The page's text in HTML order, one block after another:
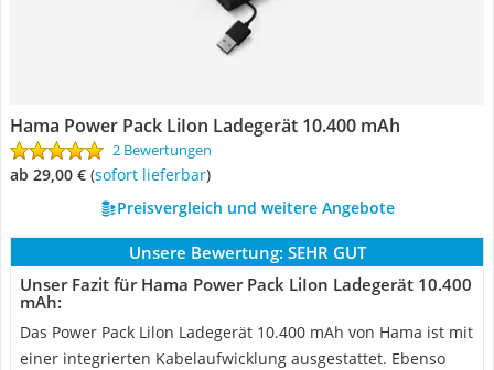
Hama Power Pack LiIon Ladegerät 10.400 mAh
2 Bewertungen
ab 29,00 € ( Sofort lieferbar)
Preisvergleich und weitere Angebote
Unsere Bewertung: SEHR GUT
Unser Fazit für Hama Power Pack LiIon Ladegerät 10.400
mAh:
Das Power Pack Lilon Ladegerät 10.400 mAh von Hama ist mit
einer integrierten Kabelaufwicklung ausgestattet. Ebenso